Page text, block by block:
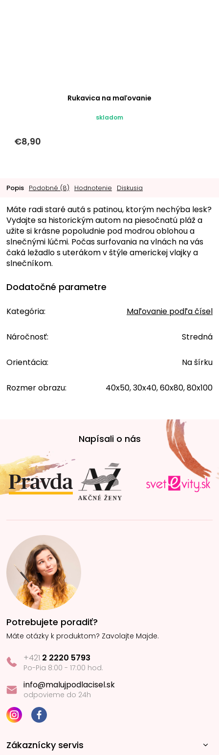
Rukavica na maľovanie
skladom
€8,90
Popis Podobné (8) Hodnotenie Diskusia
Máte radi staré autá s patinou, ktorým nechýba lesk?
Vydajte sa historickým autom na piesočnatú pláž a
užite si krásne popoludnie pod modrou oblohou a
slnečnými lúčmi. Počas surfovania na vlnách na vás
čaká ležadlo s uterákom v štýle americkej vlajky a
slnečníkom.
Dodatočné parametre
Kategória: Maľovanie podľa čísel
Náročnosť: Stredná
Orientácia: Na šírku
Rozmer obrazu: 40x50, 30x40, 60x80, 80x100
t
i
e
Napísali o nás
Potrebujete poradiť?
Máte otázky k produktom? Zavolajte Majde.
+421 2 2220 5793
Po-Pia 8:00 - 17:00 hod.
info@malujpodlacisel.sk
odpovieme do 24h
Zákaznícky servis